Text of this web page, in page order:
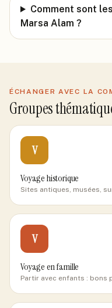
Comment sont
Marsa Alam ?
ÉCHANGER AVEC LA
Groupes
V
Voyage historique
Sites antiques, musées,
V
Voyage en famille
Partir avec enfants : bons